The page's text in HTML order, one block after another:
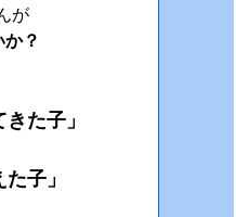
が
？
た子」
子」